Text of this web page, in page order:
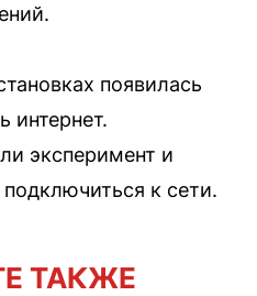
появилась
интернет.
эксперимент и
к сети.
ТАКЖЕ